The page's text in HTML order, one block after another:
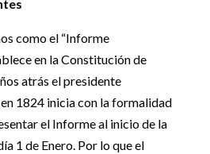
como el “Informe
en la Constitución de
atrás el presidente
1824 inicia con la formalidad
el Informe al inicio de la
1 de Enero. Por lo que el